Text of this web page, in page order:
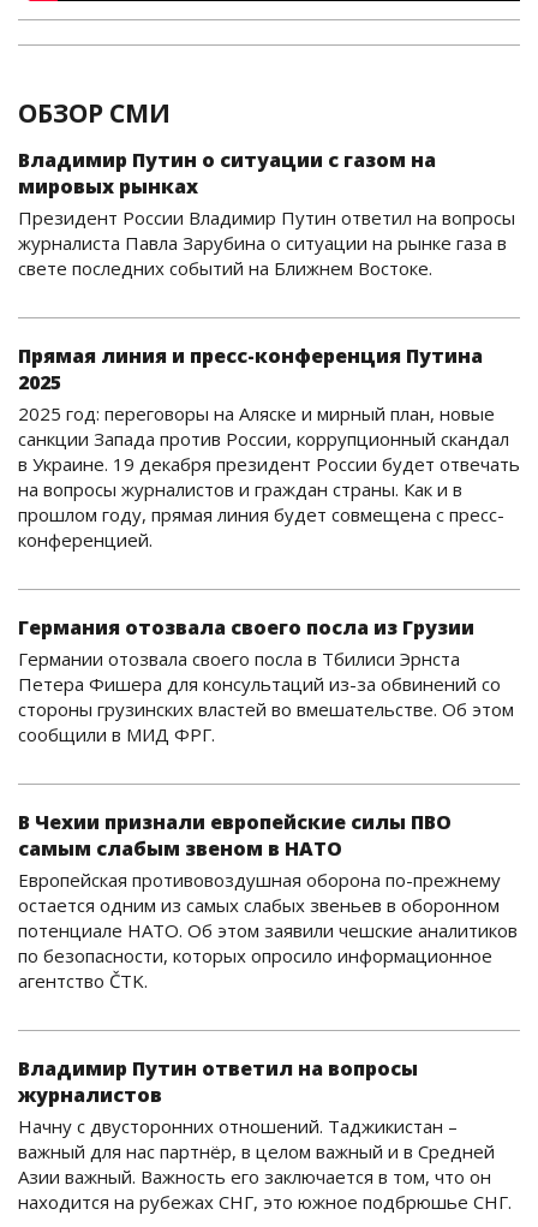
ОБЗОР СМИ
Владимир Путин о ситуации с газом на
мировых рынках
Президент России Владимир Путин ответил на вопросы
журналиста Павла Зарубина о ситуации на рынке газа в
свете последних событий на Ближнем Востоке.
Прямая линия и пресс-конференция Путина
2025
2025 год: переговоры на Аляске и мирный план, новые
санкции Запада против России, коррупционный скандал
в Украине. 19 декабря президент России будет отвечать
на вопросы журналистов и граждан страны. Как и в
прошлом году, прямая линия будет совмещена с пресс-
конференцией.
Германия отозвала своего посла из Грузии
Германии отозвала своего посла в Тбилиси Эрнста
Петера Фишера для консультаций из-за обвинений со
стороны грузинских властей во вмешательстве. Об этом
сообщили в МИД ФРГ.
В Чехии признали европейские силы ПВО
самым слабым звеном в НАТО
Европейская противовоздушная оборона по-прежнему
остается одним из самых слабых звеньев в оборонном
потенциале НАТО. Об этом заявили чешские аналитиков
по безопасности, которых опросило информационное
агентство ČTK.
Владимир Путин ответил на вопросы
журналистов
Начну с двусторонних отношений. Таджикистан –
важный для нас партнёр, в целом важный и в Средней
Азии важный. Важность его заключается в том, что он
находится на рубежах СНГ, это южное подбрюшье СНГ.